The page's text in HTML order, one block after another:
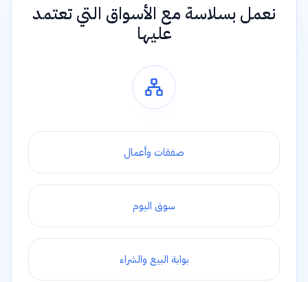
نعمل بسلاسة مع الأسواق التي تعتمد
عليها
صفقات وأعمال
سوق اليوم
بوابة البيع والشراء